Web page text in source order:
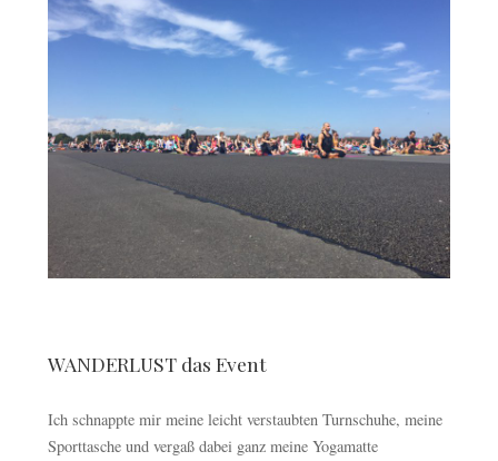
WANDERLUST das Event
Ich schnappte mir meine leicht verstaubten Turnschuhe, meine
Sporttasche und vergaß dabei ganz meine Yogamatte